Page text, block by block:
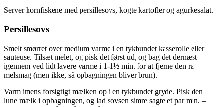
Server hornfiskene med persillesovs, kogte kartofler og agurkesalat.
Persillesovs
Smelt smørret over medium varme i en tykbundet kasserolle eller
sauteuse. Tilsæt melet, og pisk det først ud, og bag det dernæst
igennem ved lidt lavere varme i 1-1½ min. for at fjerne den rå
melsmag (men ikke, så opbagningen bliver brun).
Varm imens forsigtigt mælken op i en tykbundet gryde. Pisk den
lune mælk i opbagningen, og lad sovsen simre sagte et par min. –